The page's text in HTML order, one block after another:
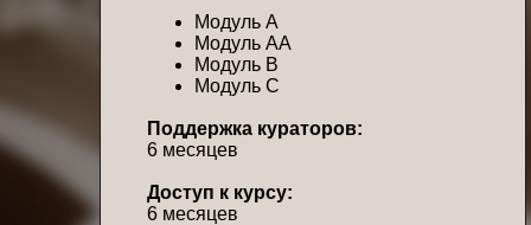
Модуль А
Модуль АА
Модуль В
Модуль С
Поддержка кураторов:
6 месяцев
Доступ к курсу:
6 месяцев
мы в «Вконтакте»
t.me/proshitye